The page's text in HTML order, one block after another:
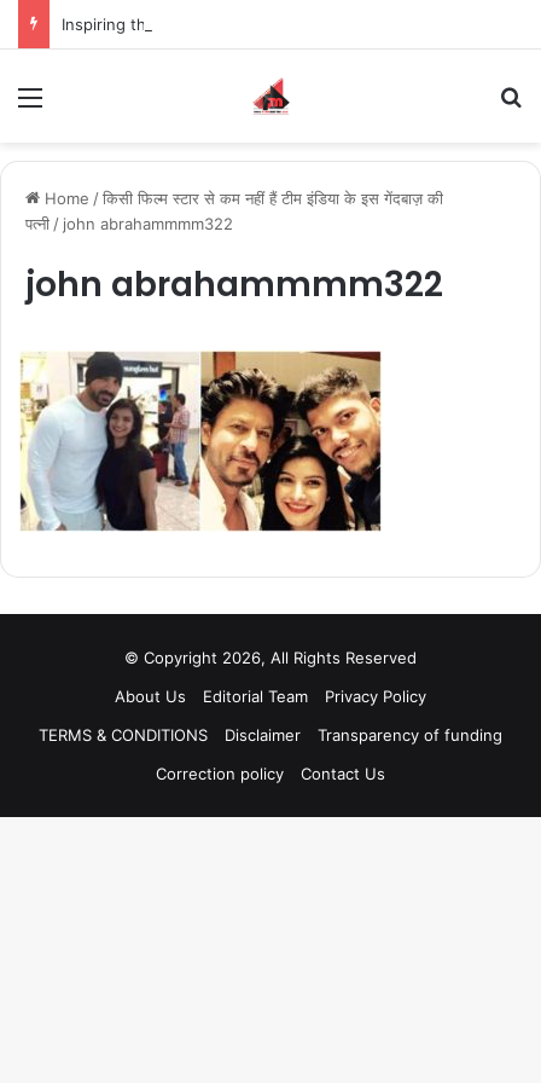
Home /किसी फिल्म स्टार से कम नहीं हैं टीम इंडिया के इस गेंदबाज़ की
पत्नी / john abrahammmm322
john abrahammmm322
© Copyright 2026, All Rights Reserved
About Us
Editorial Team
Privacy Policy
TERMS & CONDITIONS
Disclaimer
Transparency of funding
Correction policy
Contact Us